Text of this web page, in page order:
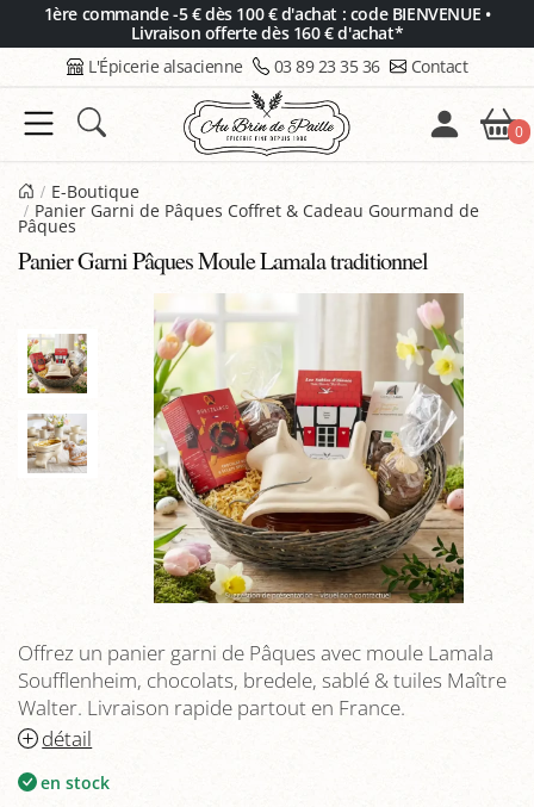
1ère commande -5 € dès 100 € d'achat : code BIENVENUE •
Livraison offerte dès 160 € d'achat*
L'Épicerie alsacienne 03 89 23 35 36 Contact
0
E-Boutique
Panier Garni de Pâques Coffret & Cadeau Gourmand de
Pâques
Panier Garni Pâques Moule Lamala traditionnel
Offrez un panier garni de Pâques avec moule Lamala
Soufflenheim, chocolats, bredele, sablé & tuiles Maître
Walter. Livraison rapide partout en France.
détail
en stock
Panneau de gestion des cookies